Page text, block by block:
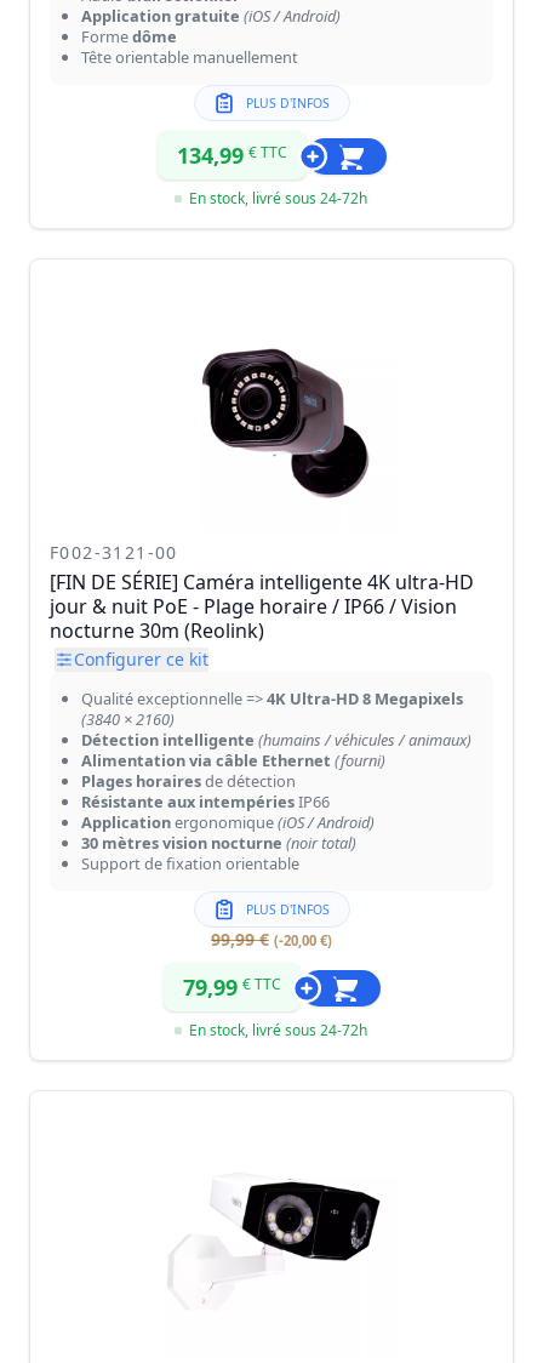
Application gratuite (iOS / Android)
Formedôme
Tête orientable manuellement
PLUS D'INFOS
134,99 € TTC
En stock, livré sous 24-72h
F002-3121-00
[FIN DE SÉRIE] Caméra intelligente 4K ultra-HD
jour & nuit PoE - Plage horaire / IP66 / Vision
nocturne 30m (Reolink)
Configurer ce kit
Qualité exceptionnelle =>4K Ultra-HD 8 Megapixels
(3840 × 2160)
Détection intelligente (humains / véhicules / animaux)
Alimentation via câble Ethernet (fourni)
Plages horairesde détection
Résistante aux intempériesIP66
Applicationergonomique(iOS / Android)
30 mètres vision nocturne (noir total)
Support de fixation orientable
PLUS D'INFOS
99,99 € (-20,00 €)
79,99 € TTC
En stock, livré sous 24-72h